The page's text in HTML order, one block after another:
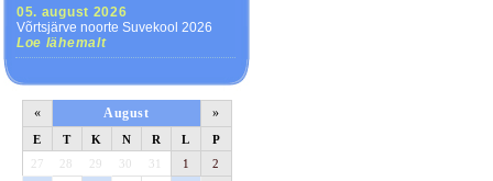
05. august 2026
Võrtsjärve noorte Suvekool 2026
Loe lähemalt
« August »
E T K N R L
P
27
28 29 30 31 1
2